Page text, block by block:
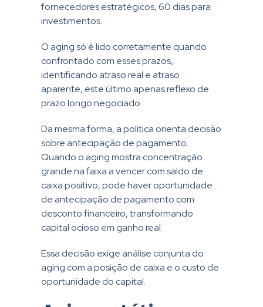
fornecedores estratégicos, 60 dias para
investimentos.
O aging só é lido corretamente quando
confrontado com esses prazos,
identificando atraso real e atraso
aparente, este último apenas reflexo de
prazo longo negociado.
Da mesma forma, a política orienta decisão
sobre antecipação de pagamento.
Quando o aging mostra concentração
grande na faixa a vencer com saldo de
caixa positivo, pode haver oportunidade
de antecipação de pagamento com
desconto financeiro, transformando
capital ocioso em ganho real.
Essa decisão exige análise conjunta do
aging com a posição de caixa e o custo de
oportunidade do capital.